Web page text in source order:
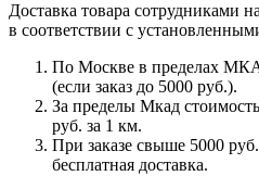
Доставка товара сотрудниками
в соответствии с
По Москве в пределах
(если заказ до 5000 руб.).
За пределы Мкад
руб. за 1 км.
При заказе свыше 5000
бесплатная доставка.